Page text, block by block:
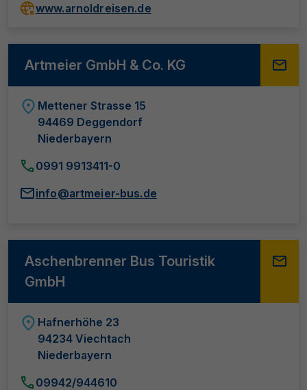
www.arnoldreisen.de
Artmeier GmbH & Co. KG
Mettener Strasse 15
94469 Deggendorf
Niederbayern
0991 9913411-0
info@artmeier-bus.de
Aschenbrenner Bus Touristik
GmbH
Hafnerhöhe 23
94234 Viechtach
Niederbayern
09942/944610